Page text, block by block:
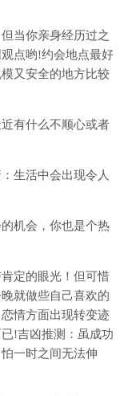
当你亲身经历过之
点哟!约会地点最好
又安全的地方比较
有什么不顺心或者
生活中会出现令人
机会，你也是个热
定的眼光！但可惜
就做些自己喜欢的
情方面出现转变迹
!吉凶推测：虽成功
一时之间无法伸